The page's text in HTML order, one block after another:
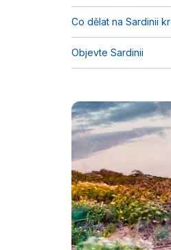
Objevte Sardinii